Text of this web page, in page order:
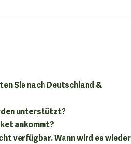
Sie nach Deutschland &
unterstützt?
ankommt?
verfügbar. Wann wird es wieder